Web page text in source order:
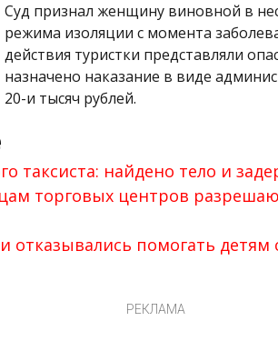
Суд признал женщину виновной в
режима изоляции с момента
действия туристки представляли
назначено наказание в виде
20-и тысяч рублей.
таксиста: найдено тело и
торговых центров
отказывались помогать
РЕКЛАМА